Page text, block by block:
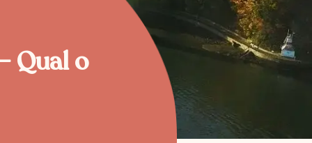
Qual o